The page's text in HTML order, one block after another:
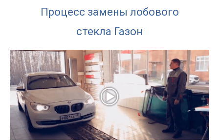
Процесс замены лобового
стекла Газон